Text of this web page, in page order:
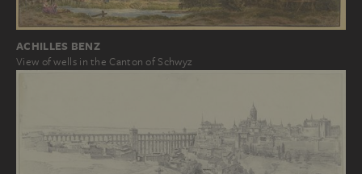
ACHILLES BENZ
View of wells in the Canton of Schwyz